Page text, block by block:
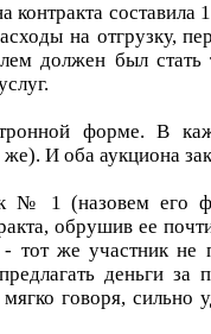
контракта
на отгрузку,
должен был стать
форме. В
И оба аукциона
№ 1 (назовем его
обрушив ее
тот же участник не
деньги за
говоря, сильно